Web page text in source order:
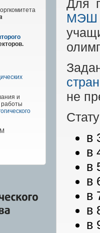
и
работы
Для
МЭШ
не
в
в
в
в
в
в
в